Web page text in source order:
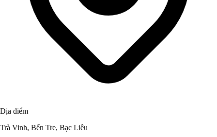
Địa điểm
Trà Vinh, Bến Tre, Bạc Liêu